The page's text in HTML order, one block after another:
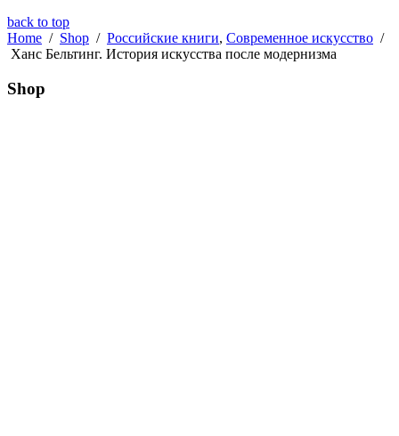
back to top
Home / Shop / Российские книги, Современное искусство /
Ханс Бельтинг. История искусства после модернизма
Shop